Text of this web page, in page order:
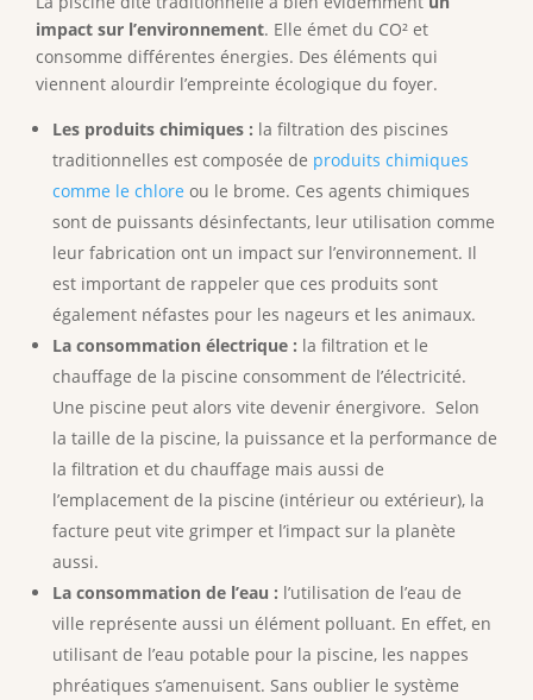
impact sur l’environnement. Elle émet du CO² et
consomme différentes énergies. Des éléments qui
viennent alourdir l’empreinte écologique du foyer.
Les produits chimiques : la filtration des piscines
traditionnelles est composée de produits chimiques
comme le chlore ou le brome. Ces agents chimiques
sont de puissants désinfectants, leur utilisation comme
leur fabrication ont un impact sur l’environnement. Il
est important de rappeler que ces produits sont
également néfastes pour les nageurs et les animaux.
La consommation électrique : la filtration et le
chauffage de la piscine consomment de l’électricité.
Une piscine peut alors vite devenir énergivore. Selon
la taille de la piscine, la puissance et la performance de
la filtration et du chauffage mais aussi de
l’emplacement de la piscine (intérieur ou extérieur), la
facture peut vite grimper et l’impact sur la planète
aussi.
La consommation de l’eau : l’utilisation de l’eau de
ville représente aussi un élément polluant. En effet, en
utilisant de l’eau potable pour la piscine, les nappes
phréatiques s’amenuisent. Sans oublier le système